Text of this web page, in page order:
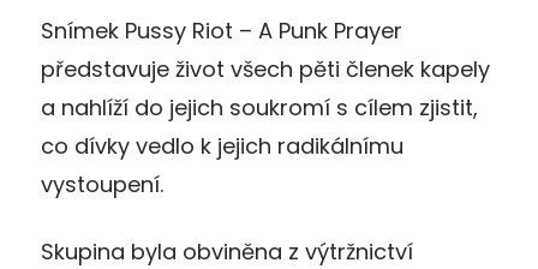
Snímek Pussy Riot – A Punk Prayer
představuje život všech pěti členek kapely
a nahlíží do jejich soukromí s cílem zjistit,
co dívky vedlo k jejich radikálnímu
vystoupení.
Skupina byla obviněna z výtržnictví